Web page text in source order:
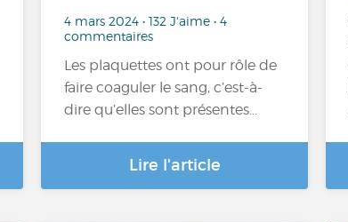
4 mars 2024 • 132 J'aime • 4
commentaires
Les plaquettes ont pour rôle de
faire coaguler le sang, c’est-à-
dire qu’elles sont présentes…
Lire l'article